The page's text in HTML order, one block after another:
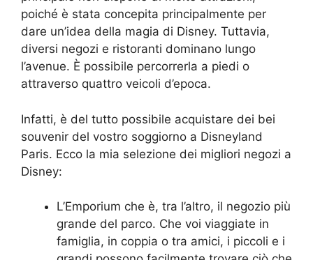
poiché è stata concepita principalmente per
dare un’idea della magia di Disney. Tuttavia,
diversi negozi e ristoranti dominano lungo
l’avenue. È possibile percorrerla a piedi o
attraverso quattro veicoli d’epoca.
Infatti, è del tutto possibile acquistare dei bei
souvenir del vostro soggiorno a Disneyland
Paris. Ecco la mia selezione dei migliori negozi a
Disney:
L’Emporium che è, tra l’altro, il negozio più
grande del parco. Che voi viaggiate in
famiglia, in coppia o tra amici, i piccoli e i